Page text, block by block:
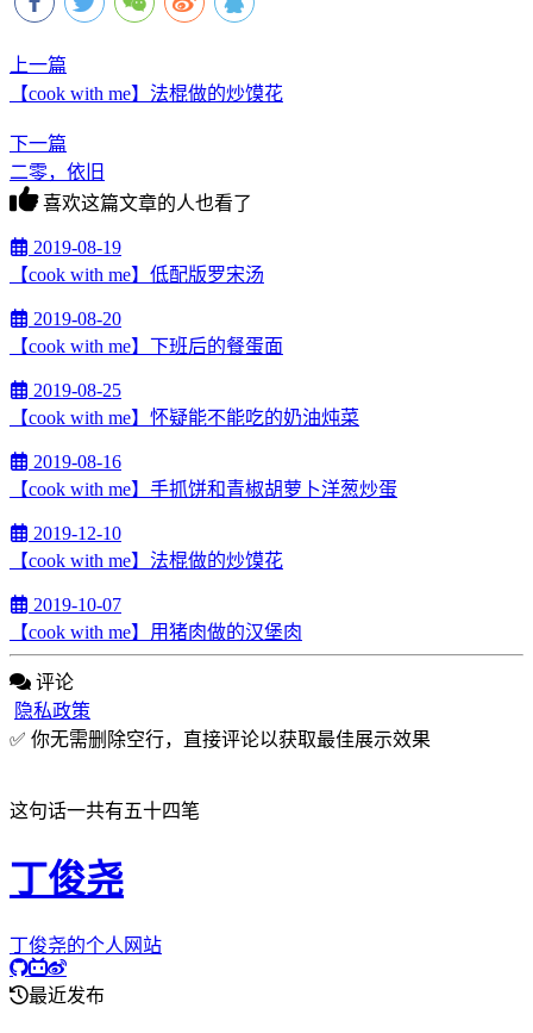
上一篇
【cook with me】法棍做的炒馍花
下一篇
二零，依旧
喜欢这篇文章的人也看了
2019-08-19
【cook with me】低配版罗宋汤
2019-08-20
【cook with me】下班后的餐蛋面
2019-08-25
【cook with me】怀疑能不能吃的奶油炖菜
2019-08-16
【cook with me】手抓饼和青椒胡萝卜洋葱炒蛋
2019-12-10
【cook with me】法棍做的炒馍花
2019-10-07
【cook with me】用猪肉做的汉堡肉
评论
隐私政策
✅ 你无需删除空行，直接评论以获取最佳展示效果
这句话一共有五十四笔
丁俊尧
丁俊尧的个人网站
最近发布